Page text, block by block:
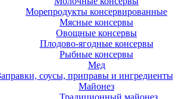
Морепродукты консервированные
Мясные консервы
Овощные консервы
Плодово-ягодные консервы
Рыбные консервы
Мед
соусы, приправы и ингредиенты
Майонез
Традиционный майонез